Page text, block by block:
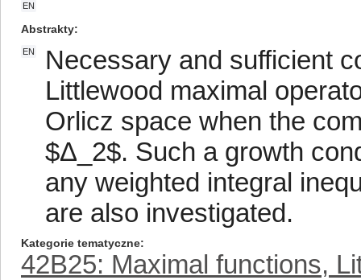
EN
Abstrakty
EN
Necessary and sufficient
Littlewood maximal
Orlicz space when the
$Δ_2$. Such a growth
any weighted integral
are also investigated.
Kategorie tematyczne
42B25: Maximal functions,